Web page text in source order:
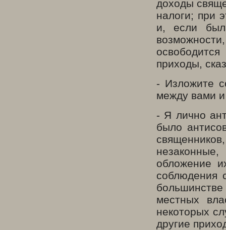
доходы
налоги; при
и, если
приходы,
- Изложите
между вами
- Я лично
было
обложение
соблюдения
местных
некоторых
другие